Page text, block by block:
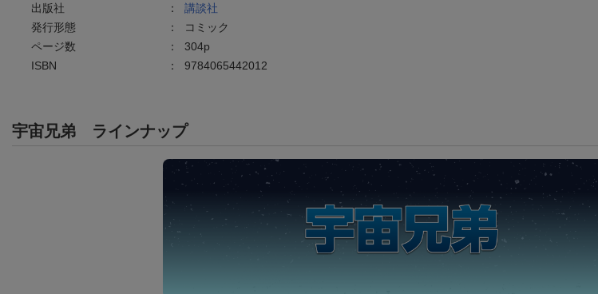
出版社
： 講談社
発行形態
：
コミック
ページ数
： 304p
ISBN
： 9784065442012
宇宙兄弟 ラインナップ